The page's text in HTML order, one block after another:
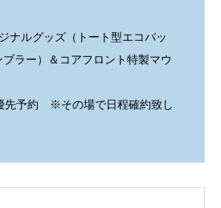
ナルグッズ（トート型エコバッ
ラー）＆コアフロント特製マウ
先予約 ※その場で日程確約致し